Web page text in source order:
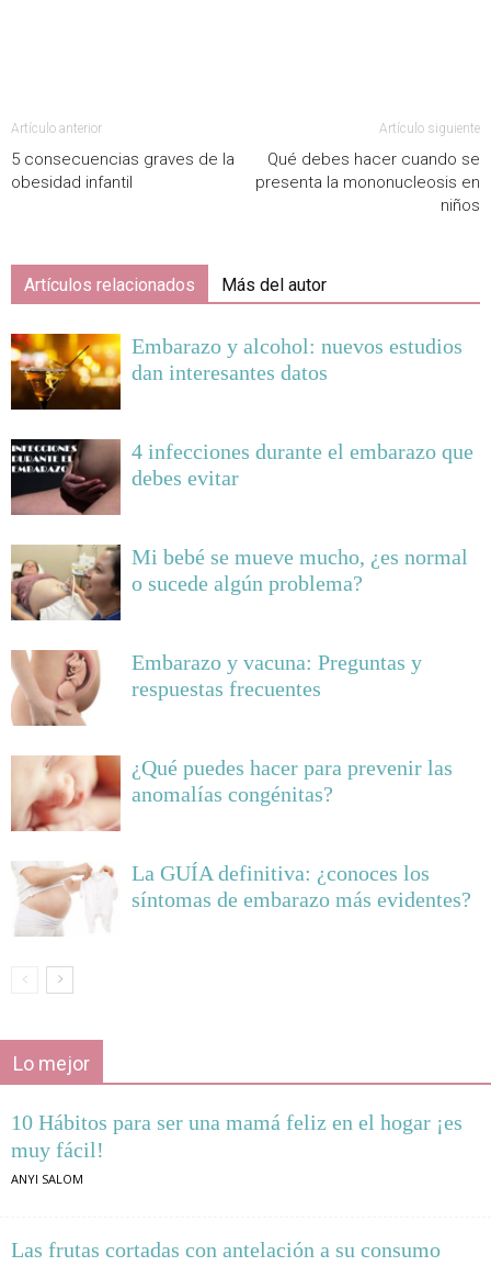
Artículo anterior
5 consecuencias graves de la
obesidad infantil
Artículo siguiente
Qué debes hacer cuando se
presenta la mononucleosis en
niños
Artículos relacionados Más del autor
Embarazo y alcohol: nuevos estudios
dan interesantes datos
4 infecciones durante el embarazo que
debes evitar
Mi bebé se mueve mucho, ¿es normal
o sucede algún problema?
Embarazo y vacuna: Preguntas y
respuestas frecuentes
¿Qué puedes hacer para prevenir las
anomalías congénitas?
La GUÍA definitiva: ¿conoces los
síntomas de embarazo más evidentes?
Lo mejor
10 Hábitos para ser una mamá feliz en el hogar ¡es
muy fácil!
ANYI SALOM
Las frutas cortadas con antelación a su consumo